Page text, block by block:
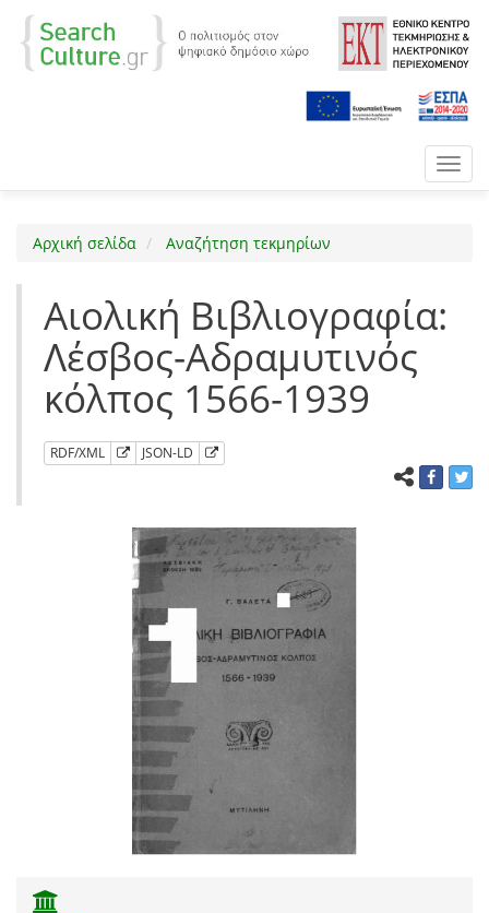
Αρχική σελίδα Αναζήτηση τεκμηρίων
Αιολική Βιβλιογραφία:
Λέσβος-Αδραμυτινός
κόλπος 1566-1939
RDF/XML JSON-LD